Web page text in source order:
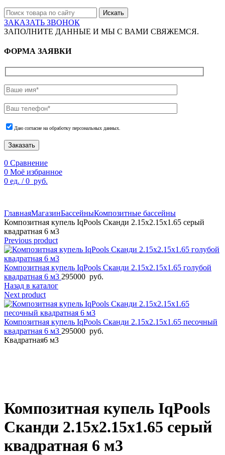
Искать
ЗАКАЗАТЬ ЗВОНОК
ЗАПОЛНИТЕ ДАННЫЕ И МЫ С ВАМИ СВЯЖЕМСЯ.
ФОРМА ЗАЯВКИ
Даю согласие на обработку персональных данных.
Заказать
0 Сравнение
0 Моё избранное
0 ед. / 0 руб.
ГлавнаяМагазинБассейныКомпозитные бассейны
Композитная купель IqPools Сканди 2.15х2.15х1.65 серый
квадратная 6 м3
Previous product
Композитная купель IqPools Сканди 2.15х2.15х1.65 голубой
квадратная 6 м3 295000 руб.
Назад в каталог
Next product
Композитная купель IqPools Сканди 2.15х2.15х1.65 песочный
квадратная 6 м3 295000 руб.
Квадратная6 м3
Композитная купель IqPools
Сканди 2.15х2.15х1.65 серый
квадратная 6 м3